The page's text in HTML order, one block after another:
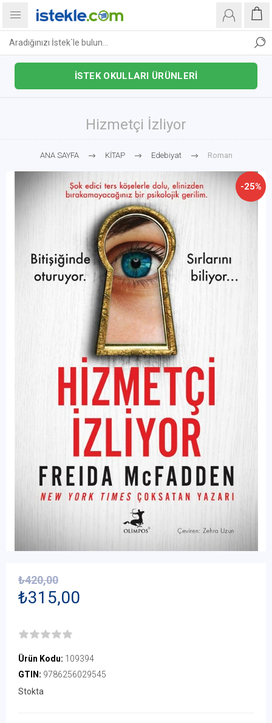
İSTEK OKULLARI ÜRÜNLERİ
Hizmetçi İzliyor
ANA SAYFA KİTAP Edebiyat Roman
-25%
₺315,00
₺420,00
Ürün Kodu: 109394
GTIN: 9786256029545
Stokta